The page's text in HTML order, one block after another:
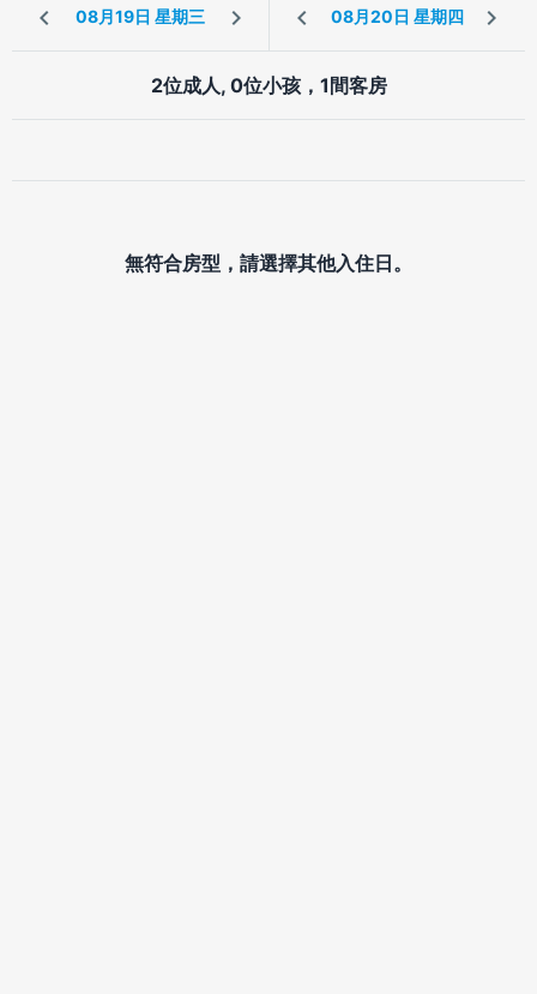
2位成人, 0位小孩，1間客房
無符合房型，請選擇其他入住日。